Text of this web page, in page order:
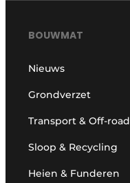
BOUWMAT
Nieuws
Grondverzet
Transport & Off-road
Sloop & Recycling
Heien & Funderen